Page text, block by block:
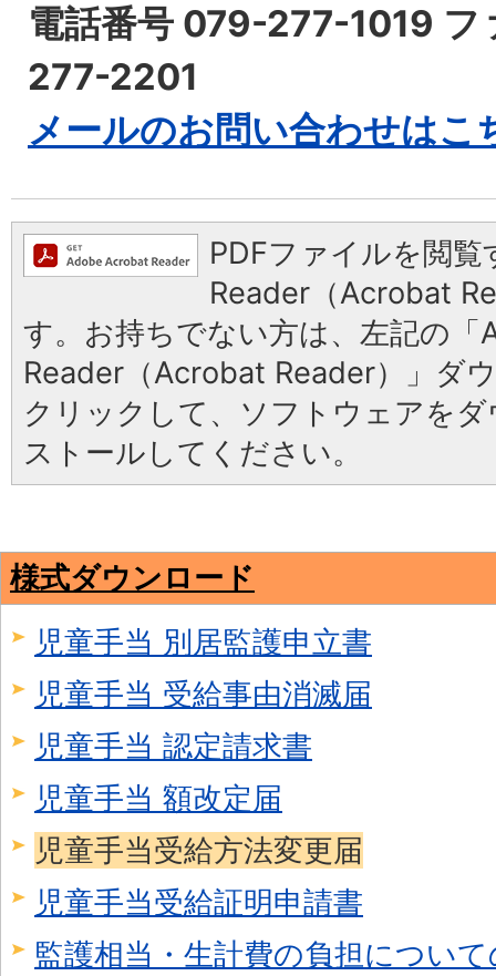
電話番号 079-277-1019
277-2201
メールのお問い合わせはこ
PDFファイルを閲
Reader（Acrobat
す。お持ちでない方は、左記の「
Reader（Acrobat Reader）」ダ
クリックして、ソフトウェアを
ストールしてください。
様式ダウンロード
児童手当 別居監護申立書
児童手当 受給事由消滅届
児童手当 認定請求書
児童手当 額改定届
児童手当受給方法変更届
児童手当受給証明申請書
監護相当・生計費の負担につい